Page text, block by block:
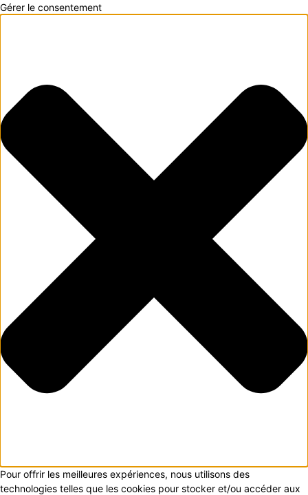
Gérer le consentement
Pour offrir les meilleures expériences, nous utilisons des
technologies telles que les cookies pour stocker et/ou accéder aux